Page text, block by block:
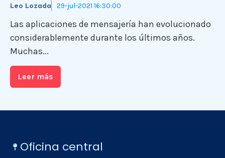
Leo Lozada 29-jul-2021 16:30:00
Las aplicaciones de mensajería han evolucionado
considerablemente durante los últimos años.
Muchas...
Leer más
Oficina central